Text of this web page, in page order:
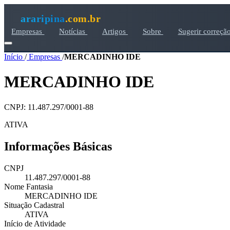
araripina.com.br
Empresas Notícias Artigos Sobre Sugerir
Início /Empresas /MERCADINHO IDE
MERCADINHO IDE
CNPJ: 11.487.297/0001-88
ATIVA
Informações Básicas
CNPJ
11.487.297/0001-88
Nome Fantasia
MERCADINHO IDE
Situação Cadastral
ATIVA
Início de Atividade